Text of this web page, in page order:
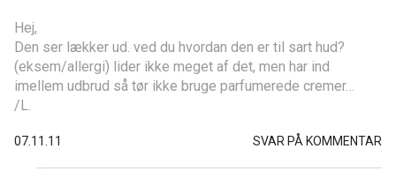
Hej,
Den ser lækker ud. ved du hvordan den er til sart hud?
(eksem/allergi) lider ikke meget af det, men har ind
imellem udbrud så tør ikke bruge parfumerede cremer…
/L.
07.11.11 SVAR PÅ KOMMENTAR